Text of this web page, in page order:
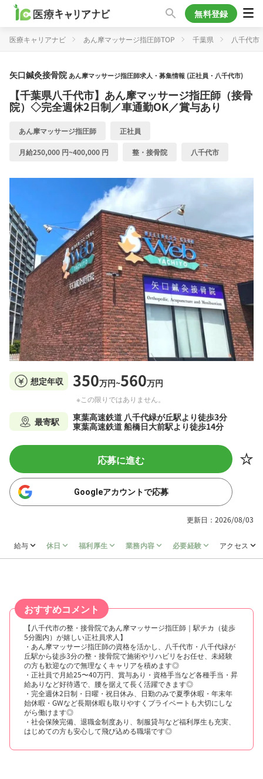
無料登録
医療キャリアナビ あん摩マッサージ指圧師TOP 千葉県 八千代市
矢口鍼灸接骨院 あん摩マッサージ指圧師求人・募集情報 (正社員・八千代市)
【千葉県八千代市】あん摩マッサージ指圧師（接骨
院）◇完全週休2日制／車通勤OK／賞与あり
あん摩マッサージ指圧師 正社員
月給250,000 円~400,000 円 整・接骨院 八千代市
想定年収 350万円~560万円
※この限りではありません。
最寄駅
東葉高速鉄道 八千代緑が丘駅より徒歩3分
東葉高速鉄道 船橋日大前駅より徒歩14分
応募に進む
Googleアカウントで応募
更新日：2026/08/03
給与 休日 福利厚生 業務内容 必要経験 アクセス
おすすめコメント
【八千代市の整・接骨院であん摩マッサージ指圧師｜駅チカ（徒歩
5分圏内）が嬉しい正社員求人】
・あん摩マッサージ指圧師の資格を活かし、八千代市・八千代緑が
丘駅から徒歩3分の整・接骨院で施術やリハビリをお任せ、未経験
の方も歓迎なので無理なくキャリアを積めます◎
・正社員で月給25〜40万円、賞与あり・資格手当など各種手当・昇
給ありなど好待遇で、腰を据えて長く活躍できます◎
・完全週休2日制・日曜・祝日休み、日勤のみで夏季休暇・年末年
始休暇・GWなど長期休暇も取りやすくプライベートも大切にしな
がら働けます◎
・社会保険完備、退職金制度あり、制服貸与など福利厚生も充実、
はじめての方も安心して飛び込める職場です◎